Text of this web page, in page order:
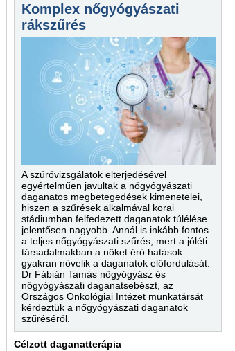
Komplex nőgyógyászati
rákszűrés
A szűrővizsgálatok elterjedésével
egyértelműen javultak a nőgyógyászati
daganatos megbetegedések kimenetelei,
hiszen a szűrések alkalmával korai
stádiumban felfedezett daganatok túlélése
jelentősen nagyobb. Annál is inkább fontos
a teljes nőgyógyászati szűrés, mert a jóléti
társadalmakban a nőket érő hatások
gyakran növelik a daganatok előfordulását.
Dr Fábián Tamás nőgyógyász és
nőgyógyászati daganatsebészt, az
Országos Onkológiai Intézet munkatársát
kérdeztük a nőgyógyászati daganatok
szűréséről.
Célzott daganatterápia